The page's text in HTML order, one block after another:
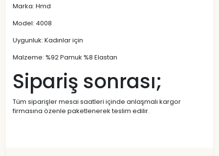
Marka: Hmd
Model: 4008
Uygunluk: Kadınlar için
Malzeme: %92 Pamuk %8 Elastan
Sipariş sonrası;
Tüm siparişler mesai saatleri içinde anlaşmalı kargor
firmasına özenle paketlenerek teslim edilir.